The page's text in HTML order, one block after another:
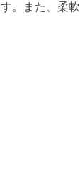
。また、柔軟